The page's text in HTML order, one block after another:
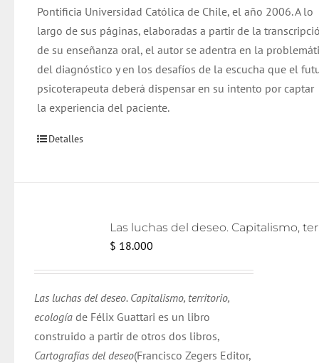
Pontificia Universidad Católica de Chile, el año 2006. A lo
largo de sus páginas, elaboradas a partir de la
de su enseñanza oral, el autor se adentra en la
del diagnóstico y en los desafíos de la escucha que el
psicoterapeuta deberá dispensar en su intento por captar
la experiencia del paciente.
Detalles
Las
$ 18.000
Las luchas del deseo. Capitalismo, territorio,
ecología de Félix Guattari es un libro
construido a partir de otros dos libros,
Cartografías del deseo(Francisco Zegers Editor,